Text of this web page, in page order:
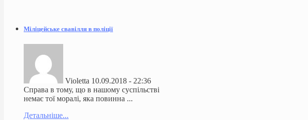
Міліцейське свавілля в поліції
Violetta 10.09.2018 - 22:36
Справа в тому, що в нашому суспільстві
немає тої моралі, яка повинна ...
Детальніше...